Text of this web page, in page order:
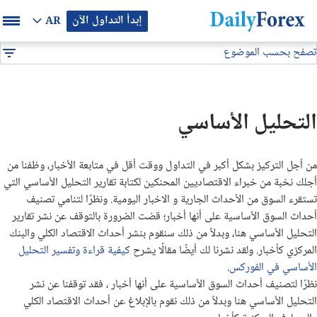
إبدأ التداول الآن AR
بيان إعلاني
تصفح بحسب الموضوع
فتوى الفوركس
فيديوهات تعليمية
أخبار السلع
اسهم الفوركس
مؤتمرات فوركس
التحليل الأساسي
من أجل التركيز بشكل أكبر في التداول ووقت أقل في متابعة الأخبار، وظفنا من
أجلك نخبة من خبراء الاقتصاديين المحنكين لكتابة تقارير التحليل الأساسي التي
تستقرء السوق من الأحداث الجارية و الاخبار اليومية. ونظرًا لتنامي تصنيف
أحداث السوق الأساسية على أنها أخبار؛ قضت الضرورة بالتوقف عن نشر تقارير
التحليل الأساسي هنا، وبدلاً من ذلك سنقوم بنشر أحداث الاقتصاد الكلي والبنك
المركزي كأخبار. ولقد نشرنا لك أيضًا مقالًا يشرحكيفية قراءة وتفسير التحليل
الأساسي في الفوركس.
نظرًا لتصنيف أحداث السوق الأساسية على أنها أخبار ، فقد توقفنا عن نشر
التحليل الأساسي هنا وبدلاً من ذلك نقوم بالإبلاغ عن أحداث الاقتصاد الكلي